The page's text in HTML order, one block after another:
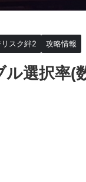
スク絆2 攻略情報
ル選択率(